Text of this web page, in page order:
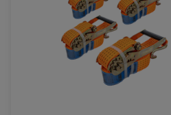
Rezistența chingii (LC):
5 ton (5000 DAN)
Forța de tensiune standard 300 daN